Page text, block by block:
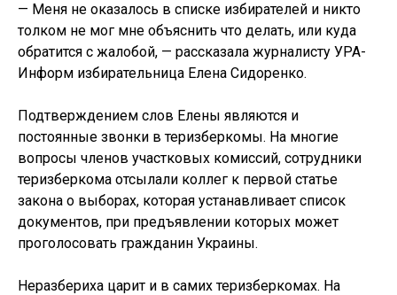
— Меня не оказалось в списке избирателей и никто
толком не мог мне объяснить что делать, или куда
обратится с жалобой, — рассказала журналисту УРА-
Информ избирательница Елена Сидоренко.
Подтверждением слов Елены являются и
постоянные звонки в теризберкомы. На многие
вопросы членов участковых комиссий, сотрудники
теризберкома отсылали коллег к первой статье
закона о выборах, которая устанавливает список
документов, при предъявлении которых может
проголосовать гражданин Украины.
Неразбериха царит и в самих теризберкомах. На